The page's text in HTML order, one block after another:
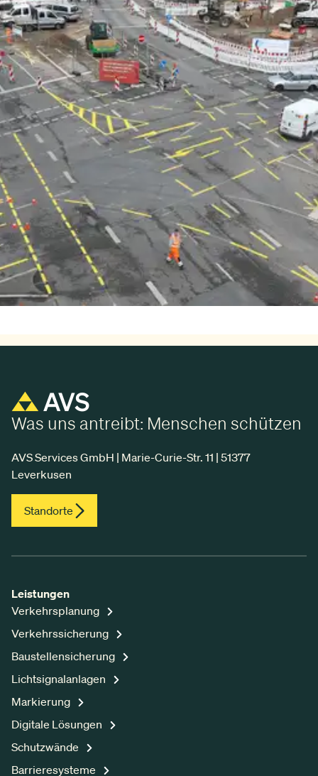
Was uns antreibt: Menschen schützen
AVS Services GmbH | Marie-Curie-Str. 11 | 51377
Leverkusen
Standorte
Leistungen
Verkehrsplanung
Verkehrssicherung
Baustellensicherung
Lichtsignalanlagen
Markierung
Digitale Lösungen
Schutzwände
Barrieresysteme